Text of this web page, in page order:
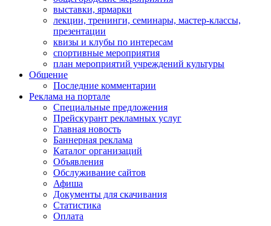
выставки, ярмарки
лекции, тренинги, семинары, мастер-классы,
презентации
квизы и клубы по интересам
спортивные мероприятия
план мероприятий учреждений культуры
Общение
Последние комментарии
Реклама на портале
Специальные предложения
Прейскурант рекламных услуг
Главная новость
Баннерная реклама
Каталог организаций
Объявления
Обслуживание сайтов
Афиша
Документы для скачивания
Статистика
Оплата